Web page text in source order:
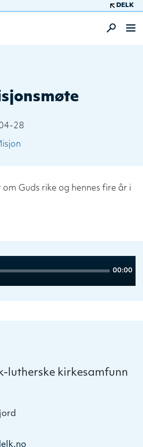
DELK
28
Guds rike og hennes fire år i
Total
00:00
lutherske kirkesamfunn